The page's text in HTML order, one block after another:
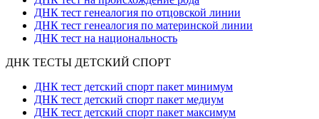
ДНК тест генеалогия по отцовской линии
ДНК тест генеалогия по материнской линии
ДНК тест на национальность
ДНК ТЕСТЫ ДЕТСКИЙ СПОРТ
ДНК тест детский спорт пакет минимум
ДНК тест детский спорт пакет медиум
ДНК тест детский спорт пакет максимум